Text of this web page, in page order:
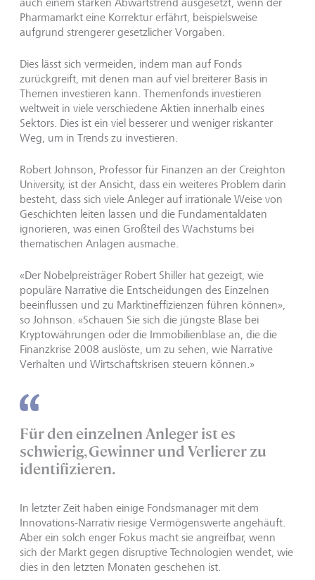
Pharmamarkt eine Korrektur erfährt, beispielsweise
aufgrund strengerer gesetzlicher Vorgaben.
Dies lässt sich vermeiden, indem man auf Fonds
zurückgreift, mit denen man auf viel breiterer Basis in
Themen investieren kann. Themenfonds investieren
weltweit in viele verschiedene Aktien innerhalb eines
Sektors. Dies ist ein viel besserer und weniger riskanter
Weg, um in Trends zu investieren.
Robert Johnson, Professor für Finanzen an der Creighton
University, ist der Ansicht, dass ein weiteres Problem darin
besteht, dass sich viele Anleger auf irrationale Weise von
Geschichten leiten lassen und die Fundamentaldaten
ignorieren, was einen Großteil des Wachstums bei
thematischen Anlagen ausmache.
«Der Nobelpreisträger Robert Shiller hat gezeigt, wie
populäre Narrative die Entscheidungen des Einzelnen
beeinflussen und zu Marktineffizienzen führen können»,
so Johnson. «Schauen Sie sich die jüngste Blase bei
Kryptowährungen oder die Immobilienblase an, die die
Finanzkrise 2008 auslöste, um zu sehen, wie Narrative
Verhalten und Wirtschaftskrisen steuern können.»
Für den einzelnen Anleger ist es
schwierig, Gewinner und Verlierer zu
identifizieren.
In letzter Zeit haben einige Fondsmanager mit dem
Innovations-Narrativ riesige Vermögenswerte angehäuft.
Aber ein solch enger Fokus macht sie angreifbar, wenn
sich der Markt gegen disruptive Technologien wendet, wie
dies in den letzten Monaten geschehen ist.